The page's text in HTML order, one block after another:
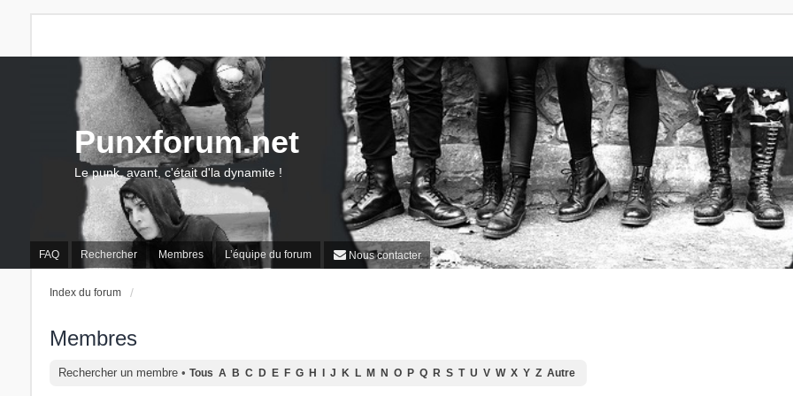
FAQ Rechercher Membres L’équipe du forum Nous contacter
Punxforum.net
Le punk, avant, c'était d'la dynamite !
Index du forum
Membres
Rechercher un membre• Tous A B C D E F G H J K L M N O P Q R S T U V W X Y Z Autre